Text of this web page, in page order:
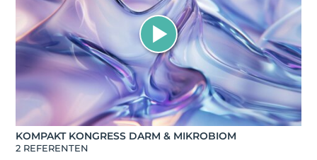
KOMPAKT KONGRESS DARM & MIKROBIOM
2 REFERENTEN